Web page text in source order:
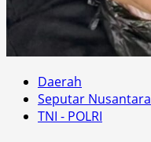
Daerah
Seputar Nusantara
TNI - POLRI